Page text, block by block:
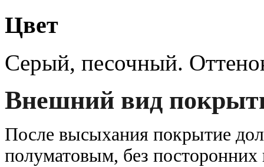
Цвет
Серый, песочный.
Внешний вид
После высыхания покрытие
полуматовым, без